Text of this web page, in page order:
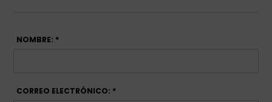
NOMBRE: *
CORREO ELECTRÓNICO: *